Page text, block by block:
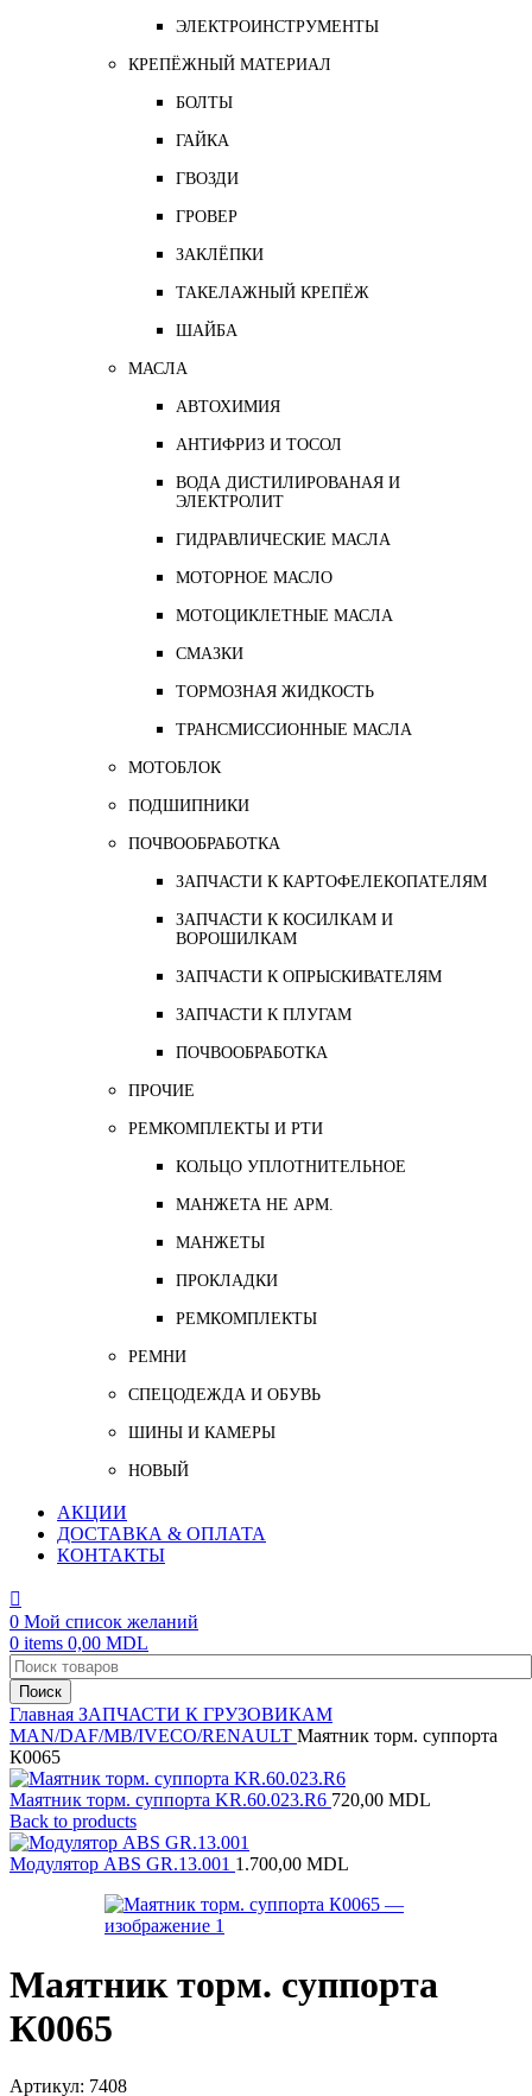
ЭЛЕКТРОИНСТРУМЕНТЫ
КРЕПЁЖНЫЙ МАТЕРИАЛ
БОЛТЫ
ГАЙКА
ГВОЗДИ
ГРОВЕР
ЗАКЛЁПКИ
ТАКЕЛАЖНЫЙ КРЕПЁЖ
ШАЙБА
МАСЛА
АВТОХИМИЯ
АНТИФРИЗ И ТОСОЛ
ВОДА ДИСТИЛИРОВАНАЯ И
ЭЛЕКТРОЛИТ
ГИДРАВЛИЧЕСКИЕ МАСЛА
МОТОРНОЕ МАСЛО
МОТОЦИКЛЕТНЫЕ МАСЛА
СМАЗКИ
ТОРМОЗНАЯ ЖИДКОСТЬ
ТРАНСМИССИОННЫЕ МАСЛА
МОТОБЛОК
ПОДШИПНИКИ
ПОЧВООБРАБОТКА
ЗАПЧАСТИ К КАРТОФЕЛЕКОПАТЕЛЯМ
ЗАПЧАСТИ К КОСИЛКАМ И
ВОРОШИЛКАМ
ЗАПЧАСТИ К ОПРЫСКИВАТЕЛЯМ
ЗАПЧАСТИ К ПЛУГАМ
ПОЧВООБРАБОТКА
ПРОЧИЕ
РЕМКОМПЛЕКТЫ И РТИ
КОЛЬЦО УПЛОТНИТЕЛЬНОЕ
МАНЖЕТА НЕ АРМ.
МАНЖЕТЫ
ПРОКЛАДКИ
РЕМКОМПЛЕКТЫ
РЕМНИ
СПЕЦОДЕЖДА И ОБУВЬ
ШИНЫ И КАМЕРЫ
НОВЫЙ
АКЦИИ
ДОСТАВКА & ОПЛАТА
КОНТАКТЫ
0 Мой список желаний
0 items 0,00 MDL
Поиск
Главная ЗАПЧАСТИ К ГРУЗОВИКАМ
MAN/DAF/MB/IVECO/RENAULT Маятник торм. суппорта
К0065
Маятник торм. суппорта KR.60.023.R6 720,00 MDL
Back to products
Модулятор ABS GR.13.001 1.700,00 MDL
Маятник торм. суппорта
К0065
Артикул: 7408